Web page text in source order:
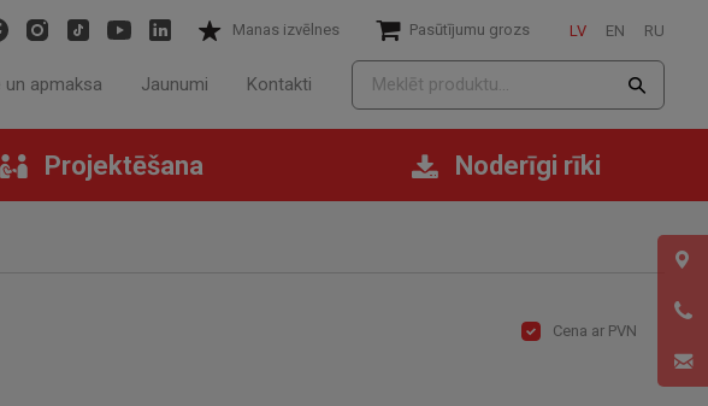
Manas izvēlnes Pasūtījumu grozs LV EN RU
un apmaksa Jaunumi Kontakti
Projektēšana Noderīgi rīki
Cena ar PVN